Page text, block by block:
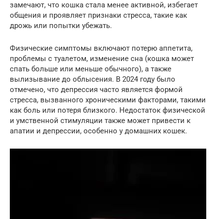
замечают, что кошка стала менее активной, избегает
общения и проявляет признаки стресса, такие как
дрожь или попытки убежать.
Физические симптомы включают потерю аппетита,
проблемы с туалетом, изменение сна (кошка может
спать больше или меньше обычного), а также
вылизывание до облысения. В 2024 году было
отмечено, что депрессия часто является формой
стресса, вызванного хроническими факторами, такими
как боль или потеря близкого. Недостаток физической
и умственной стимуляции также может привести к
апатии и депрессии, особенно у домашних кошек.